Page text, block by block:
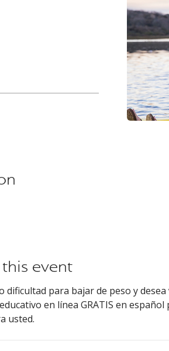
event
dificultad para bajar de peso y
en línea GRATIS en
usted.